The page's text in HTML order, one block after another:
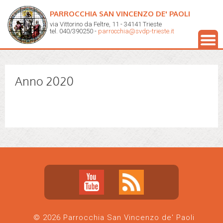
PARROCCHIA SAN VINCENZO DE' PAOLI
via Vittorino da Feltre, 11 - 34141 Trieste
tel. 040/390250 - parrocchia@svdp-trieste.it
Anno 2020
© 2026 Parrocchia San Vincenzo de' Paoli